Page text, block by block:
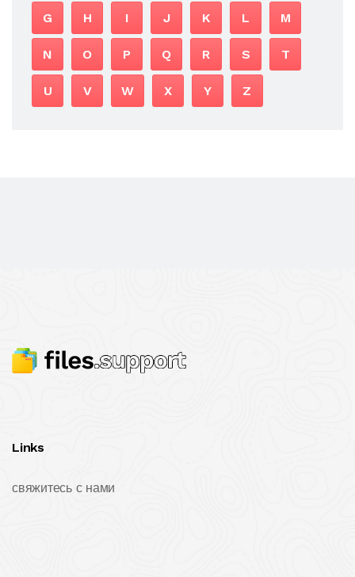
G H I J K L M
N O P Q R S T
U V W X Y Z
Links
свяжитесь с нами